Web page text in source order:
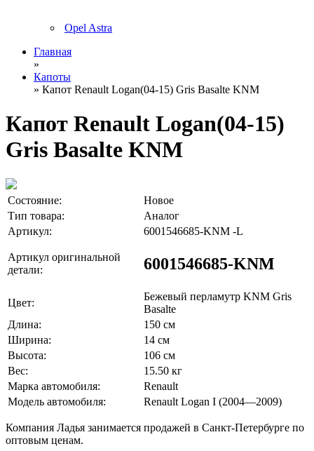
Opel Astra
Главная
»
Капоты
» Капот Renault Logan(04-15) Gris Basalte KNM
Капот Renault Logan(04-15)
Gris Basalte KNM
Состояние:
Новое
Тип товара:
Аналог
Артикул:
6001546685-KNM -L
Артикул оригинальной
детали:
6001546685-KNM
Цвет:
Бежевый перламутр KNM Gris
Basalte
Длина:
150 см
Ширина:
14 см
Высота:
106 см
Вес:
15.50 кг
Марка автомобиля:
Renault
Модель автомобиля:
Renault Logan I (2004—2009)
Компания Ладья занимается продажей в Санкт-Петербурге по
оптовым ценам.